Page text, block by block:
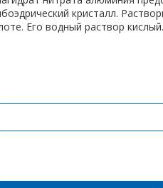
кристалл.
Его водный раствор кислый.